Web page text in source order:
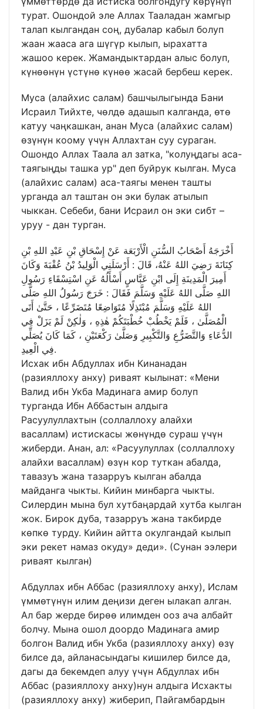
турат. Ошондой эле Аллах Тааладан жамгыр
талап кылгандан соң, дубалар кабыл болуп
жаан жааса ага шүгүр кылып, ырахатта
жашоо керек. Жамандыктардан алыс болуп,
күнөөнүн үстүнө күнөө жасай бербеш керек.
Муса (алайхис салам) башчылыгында Бани
Исраил Тийхте, чөлдө адашып калганда, өтө
катуу чаңкашкан, анан Муса (алайхис салам)
өзүнүн коому үчүн Аллахтан суу сураган.
Ошондо Аллах Таала ал затка, "колуңдагы аса-
таягыңды ташка ур" деп буйрук кылган. Муса
(алайхис салам) аса-таягы менен ташты
урганда ал таштан он эки булак атылып
чыккан. Себеби, бани Исраил он эки сибт –
уруу - дан турган.
أَخْرَجَهُ أَصْحَابُ السُّنَنِ الْأَرْبَعَة عَنْ إِسْحَاقِ بْنِ عَبْدِ اللهِ بْنِ
كِنَانَةَ رَضِيَ اللهُ عَنْهُ، قَالَ : أَرْسَلَنِي الْوَلِيدُ بْنُ عُقْبَةَ وَكَانَ
أَمِيرَ الْمَدِينَةِ إِلَى ابْنِ عَبَّاسٍ أَسْأَلُهُ عَنِ اسْتِسْقَاءِ رَسُولِ
اللهِ صَلَّى اللهُ عَلَيْهِ وَسَلَّمَ فَقَالَ : خَرَجَ رَسُولُ اللهِ صَلَّى
اللهُ عَلَيْهِ وَسَلَّمَ مُبْتَذِلًا مُتَوَاضِعًا مُتَضَرِّعًا ، حَتَّىٰ أَتَى
الْمُصَلَّىٰ ، فَلَمْ يَخْطُبْ خُطْبَتَكُمْ هٰذِهِ ، وَلٰكِنْ لَمْ يَزَلْ فِي
الدُّعَاءِ وَالتَّضَرُّعِ وَالتَّكْبِيرِ وَصَلَّىٰ رَكْعَتَيْنِ ، كَمَا كَانَ يُصَلِّي
فِي الْعِيدِ.
Исхак ибн Абдуллах ибн Кинанадан
(разияллоху анху) риваят кылынат: «Мени
Валид ибн Укба Мадинага амир болуп
турганда Ибн Аббастын алдыга
Расуулуллахтын (соллаллоху алайхи
васаллам) истискасы жөнүндө сураш үчүн
жиберди. Анан, ал: «Расуулуллах (соллаллоху
алайхи васаллам) өзүн кор туткан абалда,
тавазуъ жана тазарруъ кылган абалда
майданга чыкты. Кийин минбарга чыкты.
Силердин мына бул хутбаңардай хутба кылган
жок. Бирок дуба, тазарруъ жана такбирде
көпкө турду. Кийин айтта окулгандай кылып
эки рекет намаз окуду» деди». (Сунан ээлери
риваят кылган)
Абдуллах ибн Аббас (разияллоху анху), Ислам
үммөтүнүн илим деңизи деген ылакап алган.
Ал бар жерде бирөө илимден ооз ача албайт
болчу. Мына ошол доордо Мадинага амир
болгон Валид ибн Укба (разияллоху анху) өзү
билсе да, айланасындагы кишилер билсе да,
дагы да бекемдеп алуу үчүн Абдуллах ибн
Аббас (разияллоху анху)нун алдыга Исхакты
(разияллоху анху) жиберип, Пайгамбардын